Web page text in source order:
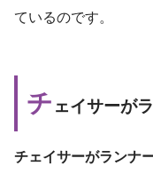
ているのです。
チ ェイサーが
チェイサーがランナ